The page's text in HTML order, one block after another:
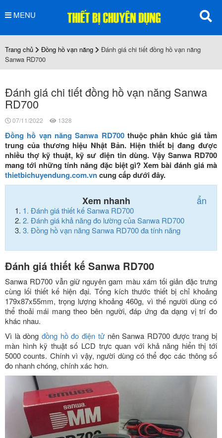
MENU
Trang chủ Đồng hồ vạn năng
Đánh giá chi tiết đồng hồ vạn năng
Sanwa RD700
Đánh giá chi tiết đồng hồ vạn năng Sanwa
RD700
07/11/2022 1328
Đồng hồ vạn năng Sanwa RD700thuộc phân khúc giá tầm
trung của thương hiệu Nhật Bản. Hiện thiết bị đang được
nhiều thợ kỹ thuật, kỹ sư điện tin dùng. Vậy Sanwa RD700
mang tới những tính năng đặc biệt gì? Xem bài đánh giá mà
thietbichuyendung.com.vncung cấp dưới đây.
Xem nhanh ẩn
1. Đánh giá thiết kế Sanwa RD700
2. Đánh giá khả năng đo lường của Sanwa RD700
3. Đồng hồ vạn năng Sanwa RD700 đa tính năng
Đánh giá thiết kế Sanwa RD700
Sanwa RD700 vẫn giữ nguyên gam màu xám tối giản đặc trưng
cùng lối thiết kế hiện đại. Tổng kích thước thiết bị chỉ khoảng
179x87x55mm, trọng lượng khoảng 460g, vì thế người dùng có
thể thoải mái mang theo bên người, đáp ứng đa dạng vị trí đo
khác nhau.
Vì là dòngđồng hồ đo điện tửnên Sanwa RD700 được trang bị
màn hình kỹ thuật số LCD trực quan với khả năng hiển thị tới
5000 counts. Chính vì vậy, người dùng có thể đọc các thông số
đo nhanh chóng, chính xác hơn.